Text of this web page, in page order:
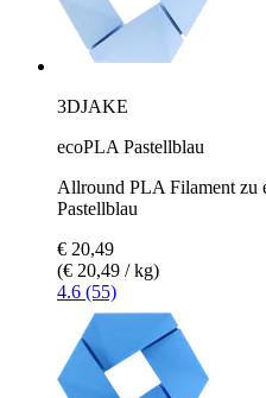
3DJAKE
ecoPLA Pastellblau
Allround PLA Filament zu
Pastellblau
€ 20,49
(€ 20,49 / kg)
4.6 (55)